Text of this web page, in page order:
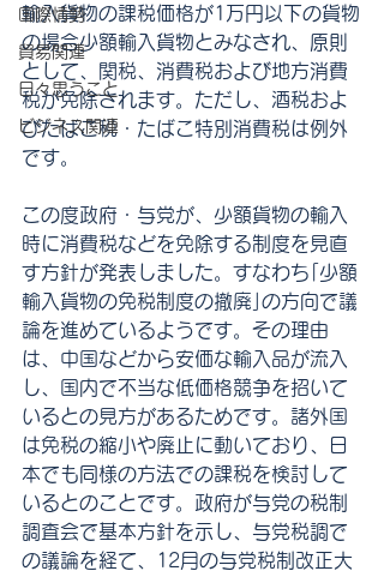
国際情勢
貿易関連
日々思うこと
ビジネス関連
輸入貨物の課税価格が1万円以下の貨物
の場合少額輸入貨物とみなされ、原則
として、関税、消費税および地方消費
税が免除されます。ただし、酒税およ
びたばこ税・たばこ特別消費税は例外
です。
この度政府・与党が、少額貨物の輸入
時に消費税などを免除する制度を見直
す方針が発表しました。すなわち｢少額
輸入貨物の免税制度の撤廃｣の方向で議
論を進めているようです。その理由
は、中国などから安価な輸入品が流入
し、国内で不当な低価格競争を招いて
いるとの見方があるためです。諸外国
は免税の縮小や廃止に動いており、日
本でも同様の方法での課税を検討して
いるとのことです。政府が与党の税制
調査会で基本方針を示し、与党税調で
の議論を経て、12月の与党税制改正大